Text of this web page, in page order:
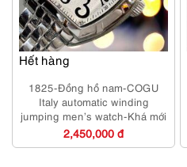
Hết hàng
1825-Đồng hồ nam-COGU
Italy automatic winding
jumping men’s watch-Khá mới
2,450,000 đ